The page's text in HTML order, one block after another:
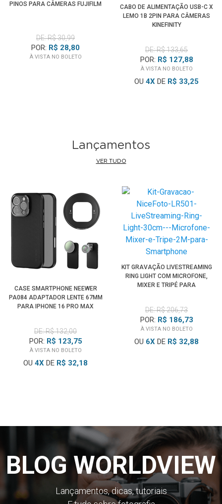
PINOS PARA CÂMERAS FUJIFILM
DE: R$ 30,99
POR: R$ 28,80
À VISTA NO BOLETO
CABO DE ALIMENTAÇÃO USB-C X
LEMO 1B 2PIN PARA CÂMERAS
KINEFINITY
DE: R$ 133,65
POR: R$ 127,88
À VISTA NO BOLETO
OU 4X DE R$ 33,25
Lançamentos
VER TUDO
CASE SMARTPHONE NEEWER
PA084 ADAPTADOR LENTE 67MM
PARA IPHONE 16 PRO MAX
DE: R$ 132,00
POR: R$ 123,75
À VISTA NO BOLETO
OU 4X DE R$ 32,18
KIT GRAVAÇÃO LIVESTREAMING
RING LIGHT COM MICROFONE,
MIXER E TRIPÉ PARA
DE: R$ 206,73
POR: R$ 186,73
À VISTA NO BOLETO
OU 6X DE R$ 32,88
BLOG WORLDVIEW
Lançamentos, dicas, tutoriais